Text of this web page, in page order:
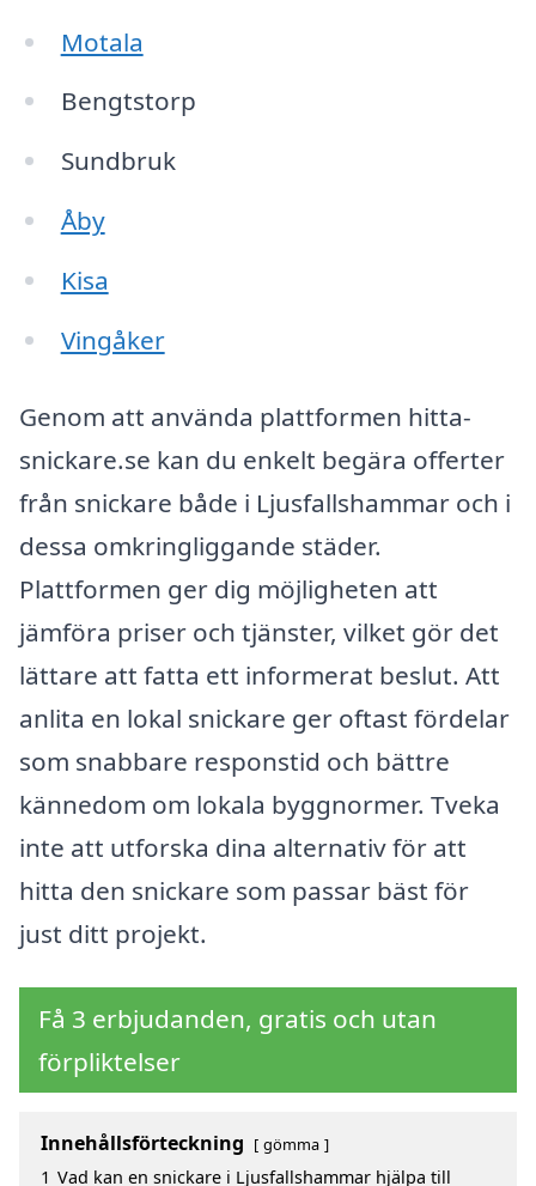
Motala
Bengtstorp
Sundbruk
Åby
Kisa
Vingåker
Genom att använda plattformen hitta-
snickare.se kan du enkelt begära offerter
från snickare både i Ljusfallshammar och i
dessa omkringliggande städer.
Plattformen ger dig möjligheten att
jämföra priser och tjänster, vilket gör det
lättare att fatta ett informerat beslut. Att
anlita en lokal snickare ger oftast fördelar
som snabbare responstid och bättre
kännedom om lokala byggnormer. Tveka
inte att utforska dina alternativ för att
hitta den snickare som passar bäst för
just ditt projekt.
Få 3 erbjudanden, gratis och utan
förpliktelser
Innehållsförteckning gömma
1 Vad kan en snickare i Ljusfallshammar hjälpa till